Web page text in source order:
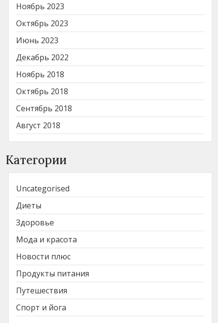
Ноябрь 2023
Октябрь 2023
Июнь 2023
Декабрь 2022
Ноябрь 2018
Октябрь 2018
Сентябрь 2018
Август 2018
Категории
Uncategorised
Диеты
Здоровье
Мода и красота
Новости плюс
Продукты питания
Путешествия
Спорт и йога